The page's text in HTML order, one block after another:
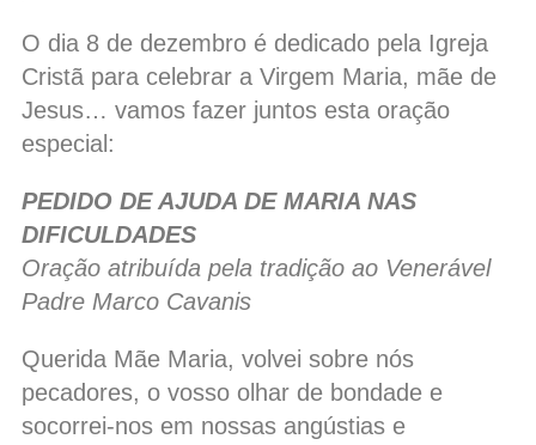
O dia 8 de dezembro é dedicado pela Igreja
Cristã para celebrar a Virgem Maria, mãe de
Jesus… vamos fazer juntos esta oração
especial:
PEDIDO DE AJUDA DE MARIA NAS
DIFICULDADES
Oração atribuída pela tradição ao Venerável
Padre Marco Cavanis
Querida Mãe Maria, volvei sobre nós
pecadores, o vosso olhar de bondade e
socorrei-nos em nossas angústias e